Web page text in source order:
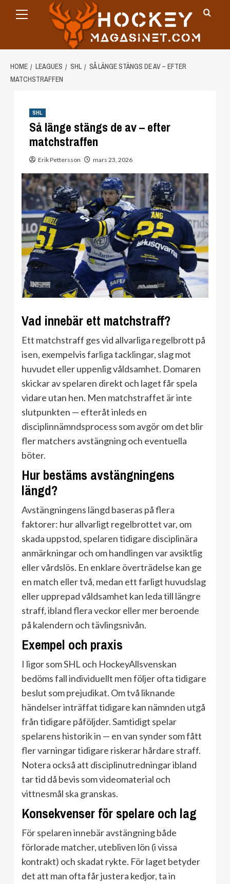
Menu
HOME LEAGUES SHL
SÅ LÄNGE STÄNGS DE AV – EFTER
MATCHSTRAFFEN
SHL
Så länge stängs de av – efter
matchstraffen
Erik Pettersson mars 23, 2026
Vad innebär ett matchstraff?
Ett matchstraff ges vid allvarliga regelbrott på
isen, exempelvis farliga tacklingar, slag mot
huvudet eller uppenlig våldsamhet. Domaren
skickar av spelaren direkt och laget får spela
vidare utan hen. Men matchstraffet är inte
slutpunkten — efteråt inleds en
disciplinnämndsprocess som avgör om det blir
fler matchers avstängning och eventuella
böter.
Hur bestäms avstängningens
längd?
Avstängningens längd baseras på flera
faktorer: hur allvarligt regelbrottet var, om
skada uppstod, spelaren tidigare disciplinära
anmärkningar och om handlingen var avsiktlig
eller vårdslös. En enklare överträdelse kan ge
en match eller två, medan ett farligt huvudslag
eller upprepad våldsamhet kan leda till längre
straff, ibland flera veckor eller mer beroende
på kalendern och tävlingsnivån.
Exempel och praxis
I ligor som SHL och HockeyAllsvenskan
bedöms fall individuellt men följer ofta tidigare
beslut som prejudikat. Om två liknande
händelser inträffat tidigare kan nämnden utgå
från tidigare påföljder. Samtidigt spelar
spelarens historik in — en van synder som fått
fler varningar tidigare riskerar hårdare straff.
Notera också att disciplinutredningar ibland
tar tid då bevis som videomaterial och
vittnesmål ska granskas.
Konsekvenser för spelare och lag
För spelaren innebär avstängning både
förlorade matcher, utebliven lön (i vissa
kontrakt) och skadat rykte. För laget betyder
det att man ofta får justera kedjor, ta in